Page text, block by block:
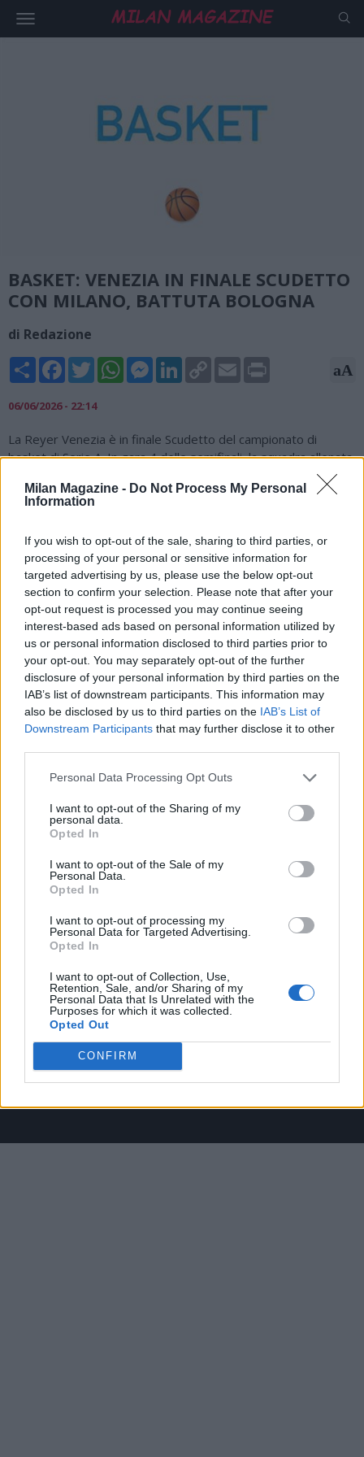
Milan Magazine - Do Not Process My Personal
Information
If you wish to opt-out of the sale, sharing to third parties, or
processing of your personal or sensitive information for
targeted advertising by us, please use the below opt-out
section to confirm your selection. Please note that after your
opt-out request is processed you may continue seeing
interest-based ads based on personal information utilized by
us or personal information disclosed to third parties prior to
your opt-out. You may separately opt-out of the further
disclosure of your personal information by third parties on the
IAB’s list of downstream participants. This information may
also be disclosed by us to third parties on the IAB’s List of
Downstream Participants that may further disclose it to other
Personal Data Processing Opt Outs
I want to opt-out of the Sharing of my
personal data.
Opted In
I want to opt-out of the Sale of my
Personal Data.
Opted In
I want to opt-out of processing my
Personal Data for Targeted Advertising.
Opted In
I want to opt-out of Collection, Use,
Retention, Sale, and/or Sharing of my
Personal Data that Is Unrelated with the
Purposes for which it was collected.
Opted Out
CONFIRM
BASKET: VENEZIA IN FINALE SCUDETTO
CON MILANO, BATTUTA BOLOGNA
di Redazione
Share FacebookTwitterWhatsAppMessengerLinkedInCopy
Link
Email aA
06/06/2026 - 22:14
La Reyer Venezia è in finale Scudetto del campionato di
basket di Serie A. In gara 4 delle semifinali, la squadra allenata
da Neven Spahija ha battuto la Virtus Bologna per 90-83,
chiudendo così la serie sul 3-1. Venezia incontrerà in finale
l'Olimpia Milano, che ha concluso ieri con lo stesso risultato la
Tessitori e 17 di Parks. Per la Virtus, campione d'Italia in carica
e prima nella regular season, sono stati 19 i punti di Niang, 17
quelli di Edwards e Morgan.
VAI ALLA VERSIONE CLASSICA
Il materiale (testo, foto e video) consultabile in questo portale è di nostra proprietà.
internet, in quanto arrivati alla nostra attenzione attraverso regolari comunicati stampa
con immagini e testi allegati ed autorizzati alla pubblicazione, e quindi valutati di
pubblico dominio. Se i soggetti o gli autori avessero qualcosa in contrario alla
pubblicazione, non avranno che da segnalarlo alla redazione (indirizzo email:
redazione@napolimagazine.com), che provvederà prontamente alla rimozione.
proprietà di Napoli Magazine, e non è in alcun modo collegato alla A.C. Milan, che ne
detiene tutti i marchi e diritti.